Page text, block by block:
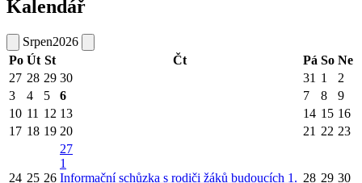
Kalendář
Srpen2026
Po Út St Čt Pá So Ne
27 28 29 30 31 1
2
3
4 5 6 7 8
9
10 11 12 13 14 15 16
17 18 19 20 21 22 23
24 25 26
27
1
Informační schůzka s rodiči žáků budoucích 1. 28 29 30